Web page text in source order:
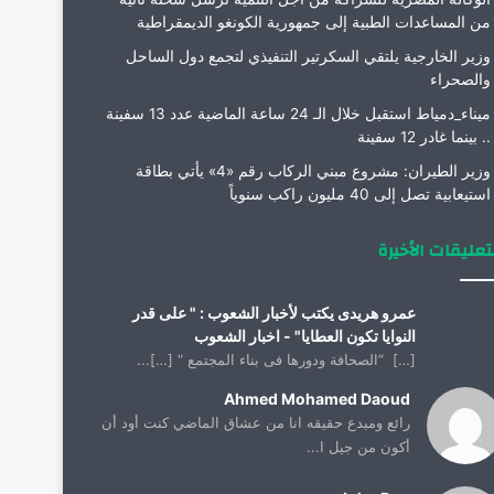
من المساعدات الطبية إلى جمهورية الكونغو الديمقراطية
وزير الخارجية يلتقي السكرتير التنفيذي لتجمع دول الساحل
والصحراء
ميناء_دمياط استقبل خلال الـ 24 ساعة الماضية عدد 13 سفينة
.. بينما غادر 12 سفينة
وزير الطيران: مشروع مبني الركاب رقم «4» يأتي بطاقة
استيعابية تصل إلى 40 مليون راكب سنوياً
الأخيرة
عمرو هريدى يكتب لأخبار الشعوب : " على قدر
النوايا تكون العطايا" - اخبار الشعوب
[…] “الصحافة ودورها فى بناء المجتمع “ […]...
Ahmed Mohamed Daoud
رائع ومبدع حقيقه انا من عشاق الماضي كنت أود أن
أكون من جيل ا...